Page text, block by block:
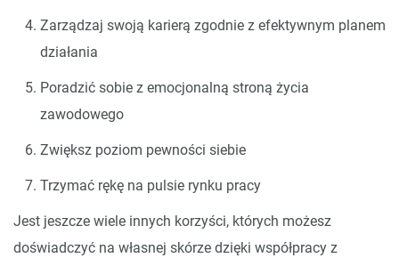
Zarządzaj swoją karierą zgodnie z efektywnym planem
działania
Poradzić sobie z emocjonalną stroną życia
zawodowego
Zwiększ poziom pewności siebie
Trzymać rękę na pulsie rynku pracy
Jest jeszcze wiele innych korzyści, których możesz
doświadczyć na własnej skórze dzięki współpracy z